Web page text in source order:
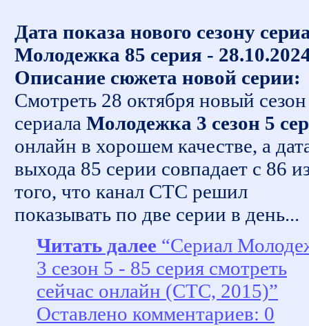
Дата показа нового сезону
Молодежка 85 серия -
Описание сюжета новой серии:
Смотреть 28 октября новый сезон
сериала Молодежка 3 сезон 5
онлайн в хорошем качестве, а
выхода 85 серии совпадает с 86
того, что канал СТС решил
показывать по две серии в день...
Читать далее “Сериал
3 сезон 5 - 85 серия смотреть
сейчас онлайн (СТС, 2015)”
Оставлено комментариев: 0